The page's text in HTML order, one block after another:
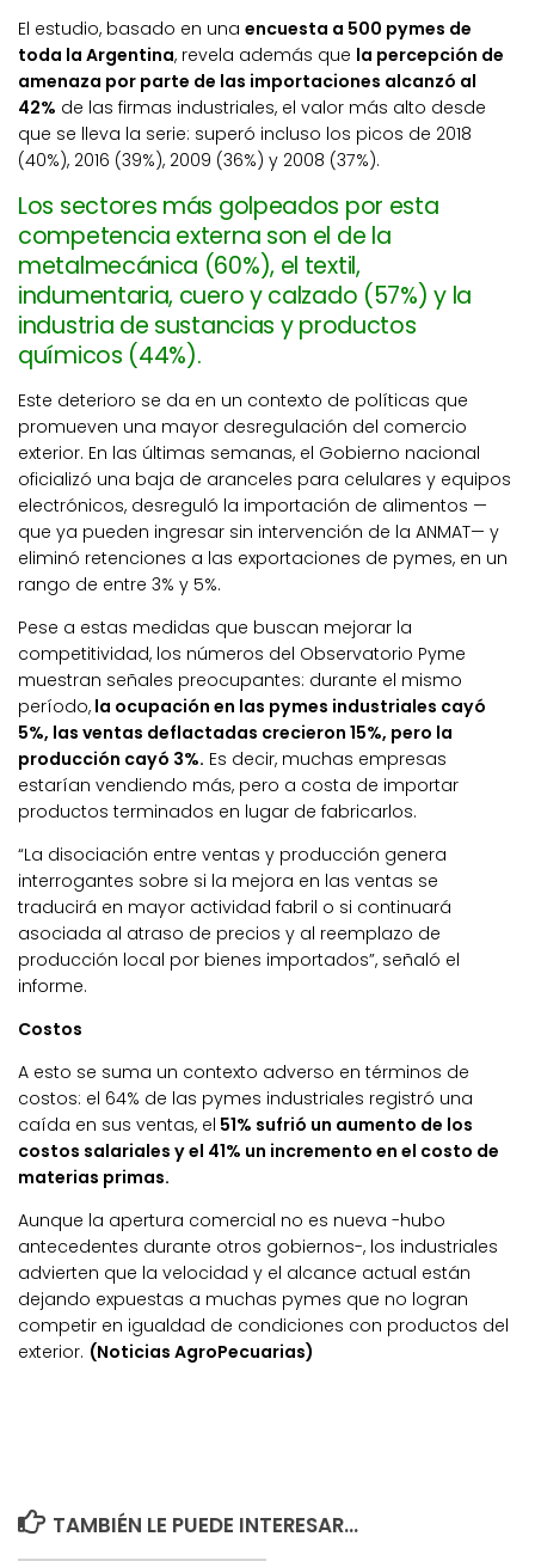
El estudio, basado en una encuesta a 500 pymes de
toda la Argentina, revela además que la percepción de
amenaza por parte de las importaciones alcanzó al
42% de las firmas industriales, el valor más alto desde
que se lleva la serie: superó incluso los picos de 2018
(40%), 2016 (39%), 2009 (36%) y 2008 (37%).
Los sectores más golpeados por esta
competencia externa son el de la
metalmecánica (60%), el textil,
indumentaria, cuero y calzado (57%) y la
industria de sustancias y productos
químicos (44%).
Este deterioro se da en un contexto de políticas que
promueven una mayor desregulación del comercio
exterior. En las últimas semanas, el Gobierno nacional
oficializó una baja de aranceles para celulares y equipos
electrónicos, desreguló la importación de alimentos —
que ya pueden ingresar sin intervención de la ANMAT— y
eliminó retenciones a las exportaciones de pymes, en un
rango de entre 3% y 5%.
Pese a estas medidas que buscan mejorar la
competitividad, los números del Observatorio Pyme
muestran señales preocupantes: durante el mismo
período, la ocupación en las pymes industriales cayó
5%, las ventas deflactadas crecieron 15%, pero la
producción cayó 3%. Es decir, muchas empresas
estarían vendiendo más, pero a costa de importar
productos terminados en lugar de fabricarlos.
“La disociación entre ventas y producción genera
interrogantes sobre si la mejora en las ventas se
traducirá en mayor actividad fabril o si continuará
asociada al atraso de precios y al reemplazo de
producción local por bienes importados”, señaló el
informe.
Costos
A esto se suma un contexto adverso en términos de
costos: el 64% de las pymes industriales registró una
caída en sus ventas, el 51% sufrió un aumento de los
costos salariales y el 41% un incremento en el costo de
materias primas.
Aunque la apertura comercial no es nueva -hubo
antecedentes durante otros gobiernos-, los industriales
advierten que la velocidad y el alcance actual están
dejando expuestas a muchas pymes que no logran
competir en igualdad de condiciones con productos del
exterior. (Noticias AgroPecuarias)
TAMBIÉN LE PUEDE INTERESAR...